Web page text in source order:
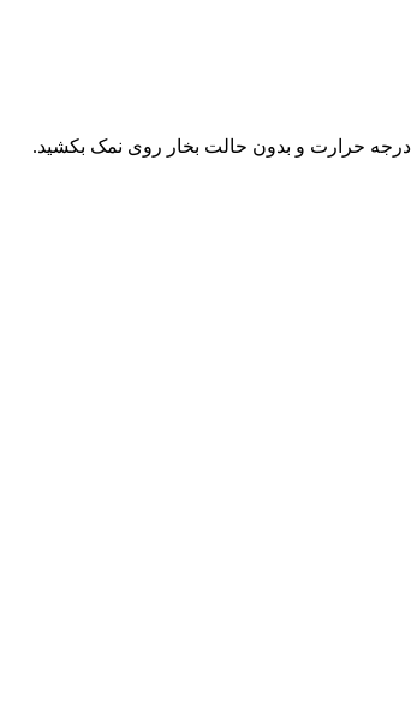
درجه حرارت و بدون حالت بخار روی نمک بکشید.